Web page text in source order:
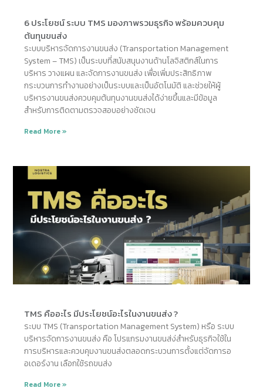
6 ประโยชน์ ระบบ TMS มองภาพรวมธุรกิจ พร้อมควบคุม
ต้นทุนขนส่ง
ระบบบริหารจัดการงานขนส่ง (Transportation Management
System – TMS) เป็นระบบที่สนับสนุนงานด้านโลจิสติกส์ในการ
บริหาร วางแผน และจัดการงานขนส่ง เพื่อเพิ่มประสิทธิภาพ
กระบวนการทำงานอย่างเป็นระบบและเป็นอัตโนมัติ และช่วยให้ผู้
บริหารงานขนส่งควบคุมต้นทุนงานขนส่งได้ง่ายขึ้นและมีข้อมูล
สำหรับการติดตามตรวจสอบอย่างชัดเจน
Read More »
TMS คืออะไร มีประโยชน์อะไรในงานขนส่ง ?
ระบบ TMS (Transportation Management System) หรือ ระบบ
บริหารจัดการงานขนส่ง คือ โปรแกรมงานขนส่ง่สำหรับธุรกิจใช้ใน
การบริหารและควบคุมงานขนส่งตลอดกระบวนการตั้งแต่จัดการอ
อเดอร์งาน เลือกใช้รถขนส่ง
Read More »